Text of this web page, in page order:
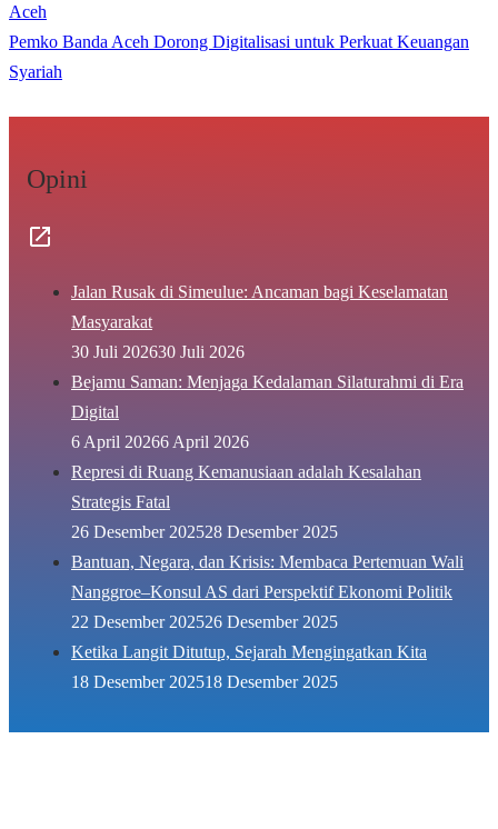
Aceh
Pemko Banda Aceh Dorong Digitalisasi untuk Perkuat Keuangan
Syariah
Opini
Jalan Rusak di Simeulue: Ancaman bagi Keselamatan
Masyarakat
30 Juli 202630 Juli 2026
Bejamu Saman: Menjaga Kedalaman Silaturahmi di Era
Digital
6 April 20266 April 2026
Represi di Ruang Kemanusiaan adalah Kesalahan
Strategis Fatal
26 Desember 202528 Desember 2025
Bantuan, Negara, dan Krisis: Membaca Pertemuan Wali
Nanggroe–Konsul AS dari Perspektif Ekonomi Politik
22 Desember 202526 Desember 2025
Ketika Langit Ditutup, Sejarah Mengingatkan Kita
18 Desember 202518 Desember 2025